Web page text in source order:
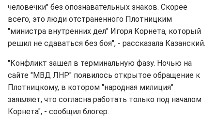
человечки" без опознавательных знаков. Скорее
всего, это люди отстраненного Плотницким
"министра внутренних дел" Игоря Корнета, который
решил не сдаваться без боя", - рассказала Казанский.
"Конфликт зашел в терминальную фазу. Ночью на
сайте "МВД ЛНР" появилось открытое обращение к
Плотницкому, в котором "народная милиция"
заявляет, что согласна работать только под началом
Корнета", - сообщил блогер.